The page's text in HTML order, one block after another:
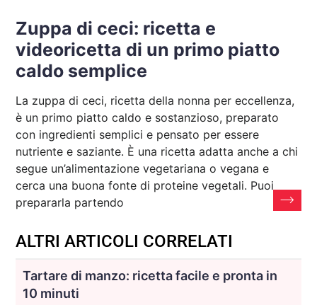
Zuppa di ceci: ricetta e
videoricetta di un primo piatto
caldo semplice
La zuppa di ceci, ricetta della nonna per eccellenza,
è un primo piatto caldo e sostanzioso, preparato
con ingredienti semplici e pensato per essere
nutriente e saziante. È una ricetta adatta anche a chi
segue un’alimentazione vegetariana o vegana e
cerca una buona fonte di proteine vegetali. Puoi
prepararla partendo
ALTRI ARTICOLI CORRELATI
Tartare di manzo: ricetta facile e pronta in
10 minuti